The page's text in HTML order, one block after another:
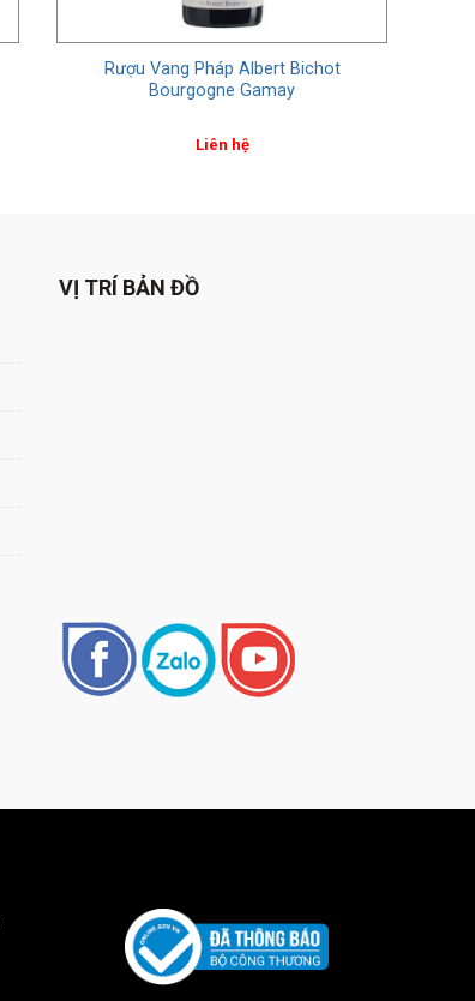
Rượu Vang Pháp Albert Bichot
Bourgogne Gamay
Liên hệ
VỊ TRÍ BẢN ĐỒ